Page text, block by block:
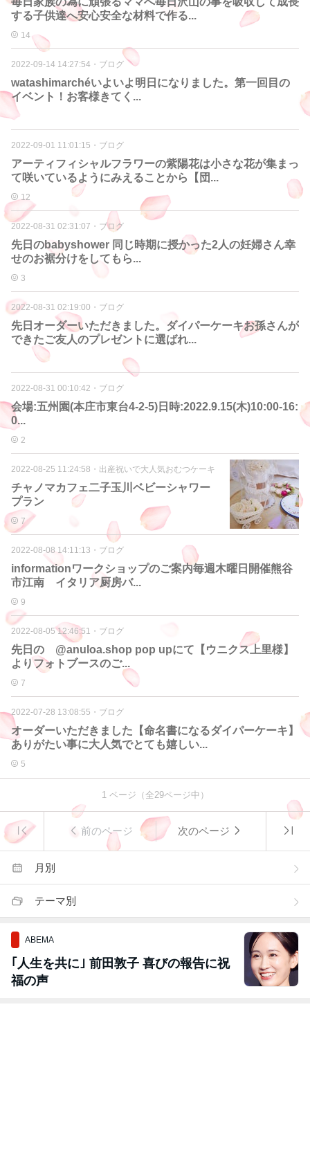
する子供達へ安心安全な材料で作る...
14
2022-09-14 14:27:54 ・ ブログ
watashimarchéいよいよ明日になりました。第一回目の
イベント！お客様きてく...
2022-09-01 11:01:15 ・ ブログ
アーティフィシャルフラワーの紫陽花は小さな花が集まっ
て咲いているようにみえることから【団...
12
2022-08-31 02:31:07 ・ ブログ
先日のbabyshower 同じ時期に授かった2人の妊婦さん幸
せのお裾分けをしてもら...
3
2022-08-31 02:19:00 ・ ブログ
先日オーダーいただきました。ダイパーケーキお孫さんが
できたご友人のプレゼントに選ばれ...
2022-08-31 00:10:42 ・ ブログ
会場:五州園(本庄市東台4-2-5)日時:2022.9.15(木)10:00-16:
0...
2
2022-08-25 11:24:58 ・ 出産祝いで大人気おむつケーキ
チャノマカフェ二子玉川ベビーシャワー
プラン
7
2022-08-08 14:11:13 ・ ブログ
informationワークショップのご案内毎週木曜日開催熊谷
市江南 イタリア厨房バ...
9
2022-08-05 12:46:51 ・ ブログ
先日の @anuloa.shop pop upにて【ウニクス上里様】
よりフォトブースのご...
7
2022-07-28 13:08:55 ・ ブログ
オーダーいただきました【命名書になるダイパーケーキ】
ありがたい事に大人気でとても嬉しい...
5
1ページ（全29ページ中）
前のページ 次のページ
月別
テーマ別
ABEMA
｢人生を共に｣ 前田敦子 喜びの報告に祝
福の声